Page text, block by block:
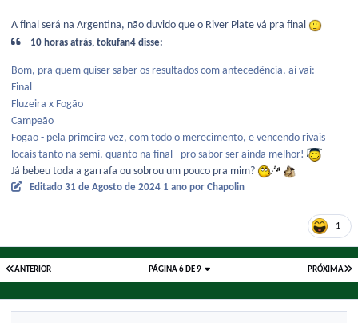
A final será na Argentina, não duvido que o River Plate vá pra final
10 horas atrás, tokufan4 disse:
Bom, pra quem quiser saber os resultados com antecedência, aí vai:
Final
Fluzeira x Fogão
Campeão
Fogão - pela primeira vez, com todo o merecimento, e vencendo rivais
locais tanto na semi, quanto na final - pro sabor ser ainda melhor!
Já bebeu toda a garrafa ou sobrou um pouco pra mim?
Editado 31 de Agosto de 2024 1 ano por Chapolin
1
ANTERIOR PRÓXIMA
PÁGINA 6 DE 9